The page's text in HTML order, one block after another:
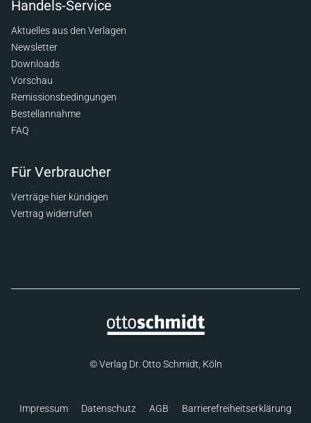
Handels-Service
Aktuelles aus den Verlagen
Newsletter
Downloads
Vorschau
Remissionsbedingungen
Bestellannahme
FAQ
Für Verbraucher
Verträge hier kündigen
Vertrag widerrufen
© Verlag Dr. Otto Schmidt, Köln
Impressum Datenschutz AGB Barrierefreiheitserklärung